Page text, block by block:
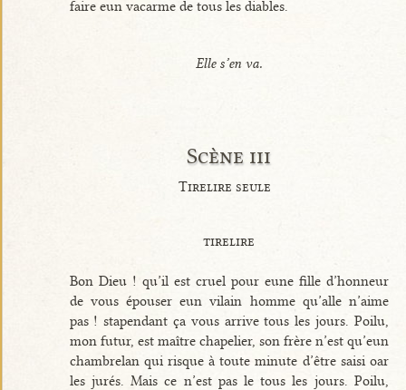
faire eun vacarme de tous les diables.
Elle s’en va.
Scène iii
Tirelire seule
tirelire
Bon Dieu ! qu’il est cruel pour eune fille d’honneur
de vous épouser eun vilain homme qu’alle n’aime
pas ! stapendant ça vous arrive tous les jours. Poilu,
mon futur, est maître chapelier, son frère n’est qu’eun
chambrelan qui risque à toute minute d’être saisi oar
les jurés. Mais ce n’est pas le tous les jours. Poilu,